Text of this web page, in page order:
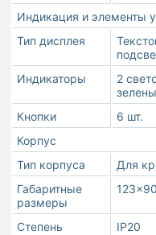
Индикация и элементы
Тип дисплея
Индикаторы
2
Кнопки
6 шт.
Корпус
Тип корпуса
Для
Габаритные
размеры
Степень
IP20